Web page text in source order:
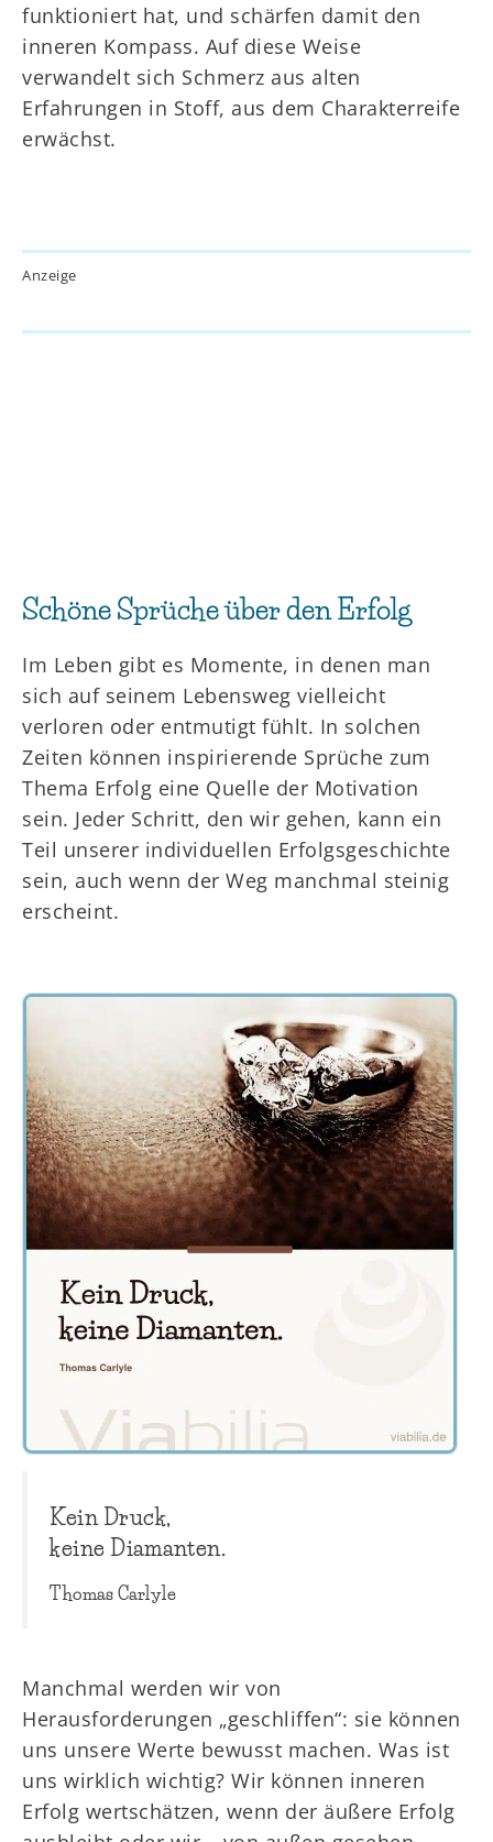
funktioniert hat, und schärfen damit den
inneren Kompass. Auf diese Weise
verwandelt sich Schmerz aus alten
Erfahrungen in Stoff, aus dem Charakterreife
erwächst.
Anzeige
Schöne Sprüche über den Erfolg
Im Leben gibt es Momente, in denen man
sich auf seinem Lebensweg vielleicht
verloren oder entmutigt fühlt. In solchen
Zeiten können inspirierende Sprüche zum
Thema Erfolg eine Quelle der Motivation
sein. Jeder Schritt, den wir gehen, kann ein
Teil unserer individuellen Erfolgsgeschichte
sein, auch wenn der Weg manchmal steinig
erscheint.
Kein Druck,
keine Diamanten.
Thomas Carlyle
Manchmal werden wir von
Herausforderungen „geschliffen“: sie können
uns unsere Werte bewusst machen. Was ist
uns wirklich wichtig? Wir können inneren
Erfolg wertschätzen, wenn der äußere Erfolg